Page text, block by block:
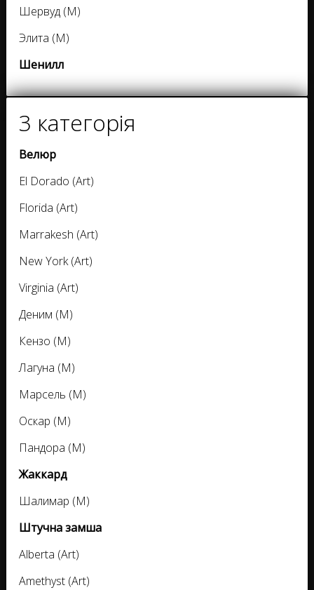
Шервуд (M)
Элита (M)
Шенилл
3 категорія
Велюр
El Dorado (Art)
Florida (Art)
Marrakesh (Art)
New York (Art)
Virginia (Art)
Деним (M)
Кензо (M)
Лагуна (M)
Марсель (M)
Оскар (M)
Пандора (M)
Жаккард
Шалимар (M)
Штучна замша
Alberta (Art)
Amethyst (Art)